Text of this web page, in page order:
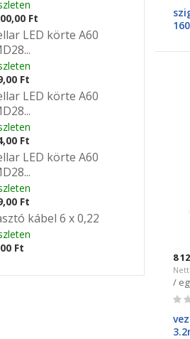
8
/
Ft
LED körte A60
Ft
LED körte A60
Ft
LED körte A60
Ft
kábel 6 x 0,22
Ft